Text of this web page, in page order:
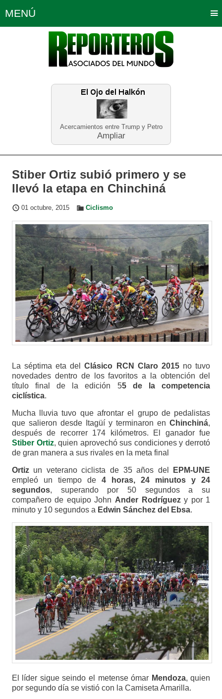
Acercamientos entre Trump y Petro
Ampliar
MENÚ
Política Opinión Bogotá
Planeta Tierra Deportes
Educación Neira
Stiber Ortiz subió primero y se
llevó la etapa en Chinchiná
01 octubre, 2015 Ciclismo
La séptima eta delClásico RCN Claro 2015no tuvo
novedades dentro de los favoritos a la obtención del
título final de la edición 55 de la competencia
ciclística.
Mucha lluvia tuvo que afrontar el grupo de pedalistas
que salieron desde Itagüí y terminaron en Chinchiná,
después de recorrer 174 kilómetros. El ganador fue
Stiber Ortiz, quien aprovechó sus condiciones y derrotó
de gran manera a sus rivales en la meta final
Ortiz un veterano ciclista de 35 años del
EPM-UNE
empleó un tiempo de 4 horas, 24 minutos y 24
segundos, superando por 50 segundos a su
compañero de equipo John Ander Rodríguezy por 1
minuto y 10 segundos a Edwin Sánchez del Ebsa.
El líder sigue seindo el metense ómar Mendoza, quien
por segundo día se vistió con la Camiseta Amarilla.